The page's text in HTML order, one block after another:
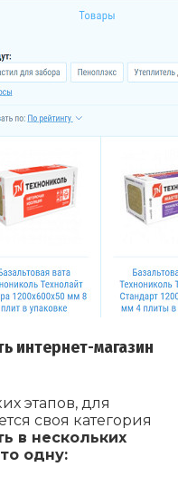
интернет-магазин
этапов, для
своя категория
в нескольких
одну: